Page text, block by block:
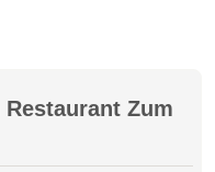
Restaurant Zum